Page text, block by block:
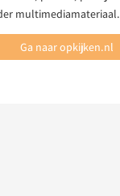
multimediamateriaal.
Ga naar opkijken.nl